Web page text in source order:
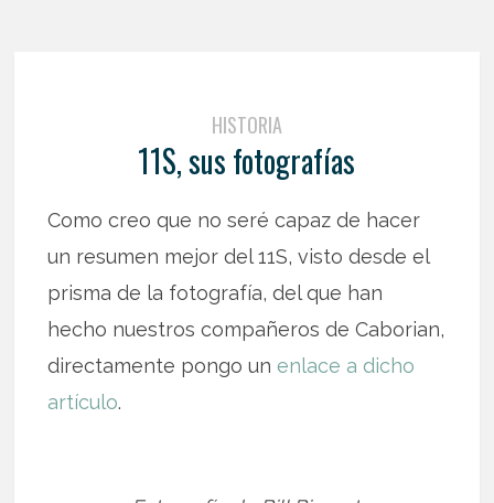
HISTORIA
11S, sus fotografías
Como creo que no seré capaz de hacer
un resumen mejor del 11S, visto desde el
prisma de la fotografía, del que han
hecho nuestros compañeros de Caborian,
directamente pongo un enlace a dicho
artículo.